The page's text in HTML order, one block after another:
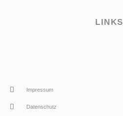
LINKS
Impressum
Datenschutz